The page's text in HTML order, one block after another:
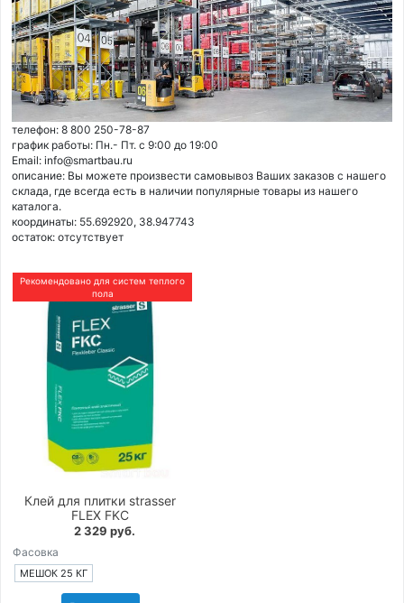
телефон: 8 800 250-78-87
график работы: Пн.- Пт. с 9:00 до 19:00
Email: info@smartbau.ru
описание: Вы можете произвести самовывоз Ваших заказов с нашего
склада, где всегда есть в наличии популярные товары из нашего
каталога.
координаты: 55.692920, 38.947743
остаток: отсутствует
Рекомендовано для систем теплого
пола
Клей для плитки strasser
FLEX FKC
2 329 руб.
Фасовка
МЕШОК 25 КГ